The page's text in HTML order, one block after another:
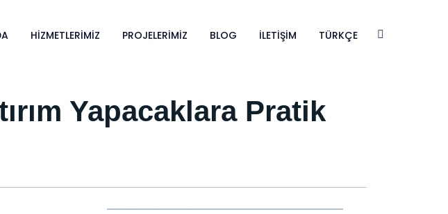
HIZMETLERIMIZ PROJELERIMIZ BLOG İLETIŞIM TÜRKÇE
Yapacaklara Pratik